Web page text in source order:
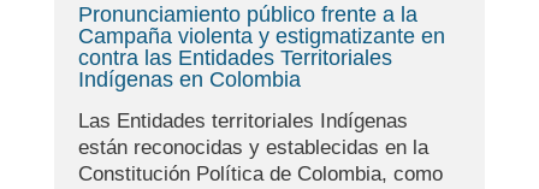
Pronunciamiento público frente a la
Campaña violenta y estigmatizante en
contra las Entidades Territoriales
Indígenas en Colombia
Las Entidades territoriales Indígenas
están reconocidas y establecidas en la
Constitución Política de Colombia, como